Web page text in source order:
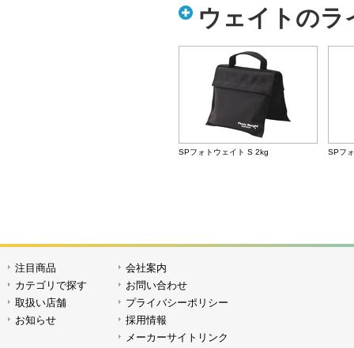
ウェイトのラ
SPフォトウェイト S 2kg SPフ
注目商品
カテゴリで探す
取扱い店舗
お知らせ
会社案内
お問い合わせ
プライバシーポリシー
採用情報
メーカーサイトリンク